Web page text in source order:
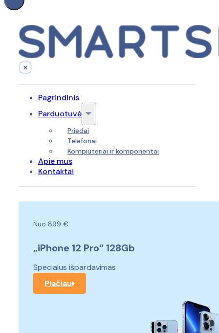
Pagrindinis
Parduotuvė
Priedai
Telefonai
Kompiuteriai ir komponentai
Apie mus
Kontaktai
Nuo 899 €
„iPhone 12 Pro“ 128Gb
Specialus išpardavimas
Plačiau